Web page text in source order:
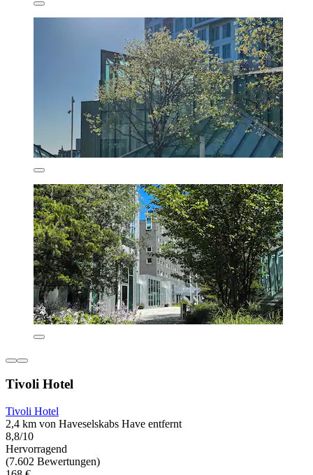
Tivoli Hotel
Tivoli Hotel
2,4 km von Haveselskabs Have entfernt
8,8/10
Hervorragend
(7.602 Bewertungen)